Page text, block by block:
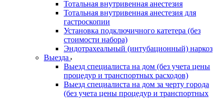
Тотальная внутривенная анестезия
Тотальная внутривенная анестезия для
гастроскопии
Установка подключичного катетера (без
стоимости набора)
Эндотрахеальный (интубационный) наркоз
Выезда
Выезд специалиста на дом (без учета цены
процедур и транспортных расходов)
Выезд специалиста на дом за черту города
(без учета цены процедур и транспортных